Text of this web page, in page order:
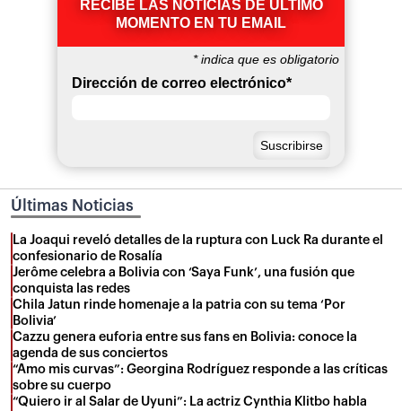
RECIBE LAS NOTICIAS DE ÚLTIMO
MOMENTO EN TU EMAIL
*indica que es obligatorio
Dirección de correo electrónico*
Últimas Noticias
La Joaqui reveló detalles de la ruptura con Luck Ra durante el
confesionario de Rosalía
Jerôme celebra a Bolivia con ‘Saya Funk’, una fusión que
conquista las redes
Chila Jatun rinde homenaje a la patria con su tema ‘Por
Bolivia’
Cazzu genera euforia entre sus fans en Bolivia: conoce la
agenda de sus conciertos
“Amo mis curvas”: Georgina Rodríguez responde a las críticas
sobre su cuerpo
“Quiero ir al Salar de Uyuni”: La actriz Cynthia Klitbo habla